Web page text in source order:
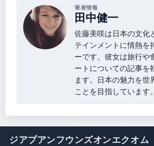
筆者情報
田中健一
佐藤美咲は日本の文化
テインメントに情熱を
ーです。彼女は旅行や
ートについての記事を
ます。日本の魅力を世
ことを目指しています。
ジアプアンフウンズオンエクオム